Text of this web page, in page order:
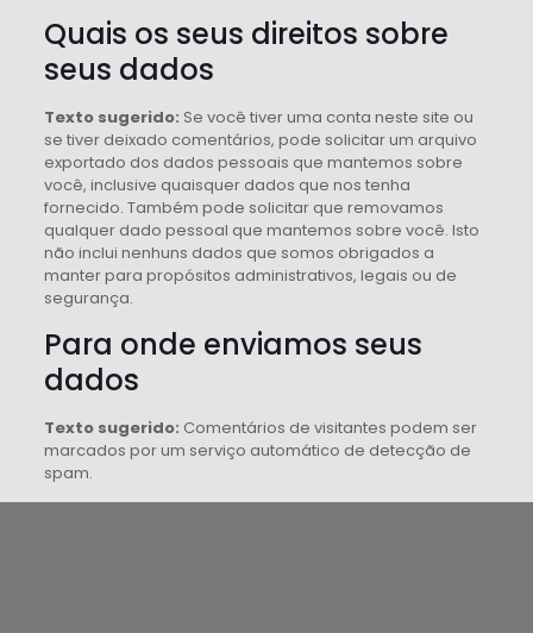
Quais os seus direitos sobre
seus dados
Texto sugerido: Se você tiver uma conta neste site ou
se tiver deixado comentários, pode solicitar um arquivo
exportado dos dados pessoais que mantemos sobre
você, inclusive quaisquer dados que nos tenha
fornecido. Também pode solicitar que removamos
qualquer dado pessoal que mantemos sobre você. Isto
não inclui nenhuns dados que somos obrigados a
manter para propósitos administrativos, legais ou de
segurança.
Para onde enviamos seus
dados
Texto sugerido: Comentários de visitantes podem ser
marcados por um serviço automático de detecção de
spam.